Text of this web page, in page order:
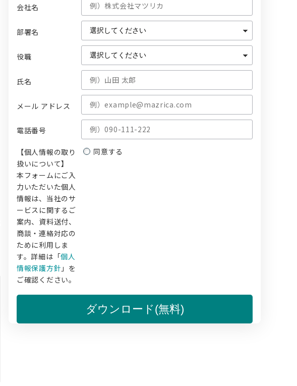
会社名
部署名
役職
氏名
メール アドレス
電話番号
【個人情報の取り
扱いについて】
本フォームにご入
力いただいた個人
情報は、当社のサ
ービスに関するご
案内、資料送付、
商談・連絡対応の
ために利用しま
す。詳細は「個人
情報保護方針 」を
ご確認ください。
同意する
ダウンロード(無料)